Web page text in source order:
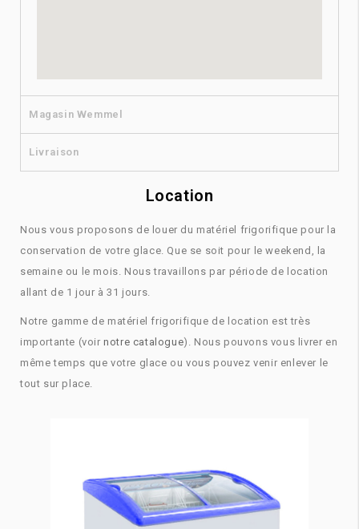
Magasin​ Wemmel
Livraison​
Location
Nous vous proposons de louer du matériel frigorifique pour la
conservation de votre glace. Que se soit pour le weekend, la
semaine ou le mois. Nous travaillons par période de location
allant de 1 jour à 31 jours.
Notre gamme de matériel frigorifique de location est très
importante (voirnotre catalogue). Nous pouvons vous livrer en
même temps que votre glace ou vous pouvez venir enlever le
tout sur place.